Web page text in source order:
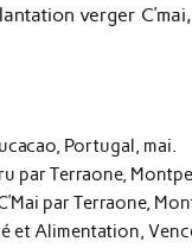
verger
Portugal, mai.
par Terraone,
par Terraone,
et Alimentation,